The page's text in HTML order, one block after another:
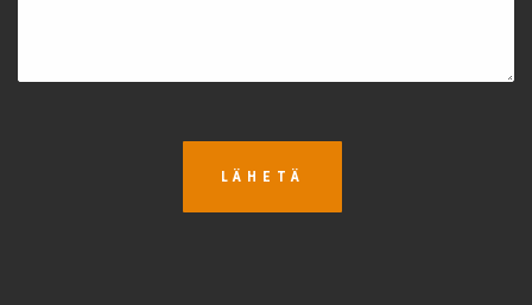
LÄHETÄ